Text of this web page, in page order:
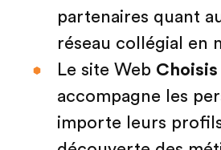
partenaires quant
réseau collégial en
Le site Web
accompagne les
importe leurs